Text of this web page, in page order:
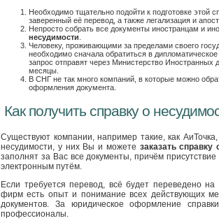
Необходимо тщательно подойти к подготовке этой
заверенный её перевод, а также легализация и
Непросто собрать все документы иностранцам и
несудимости
Человеку, проживающими за пределами своего
необходимо сначала обратиться в
запрос отправят через Министерство Иностранных
месяцы.
В СНГ не так много компаний, в которые можно
оформления документа.
Как получить справку о
Существуют компании, например такие, как
несудимости, у них Вы и можете заказать справку
заполнят за Вас все документы, причём
электронным путём.
Если требуется перевод, всё будет переведено
фирм есть опыт и понимание всех действующих
документов. За юридическое оформление
профессионалы.